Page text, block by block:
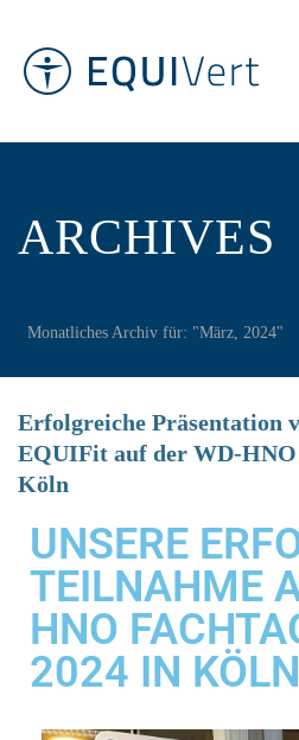
ARCHIVES
Monatliches Archiv für: "März, 2024"
Erfolgreiche Präsentation
EQUIFit auf der WD-HNO
Köln
UNSERE
TEILNAHME
HNO
2024 IN KÖLN